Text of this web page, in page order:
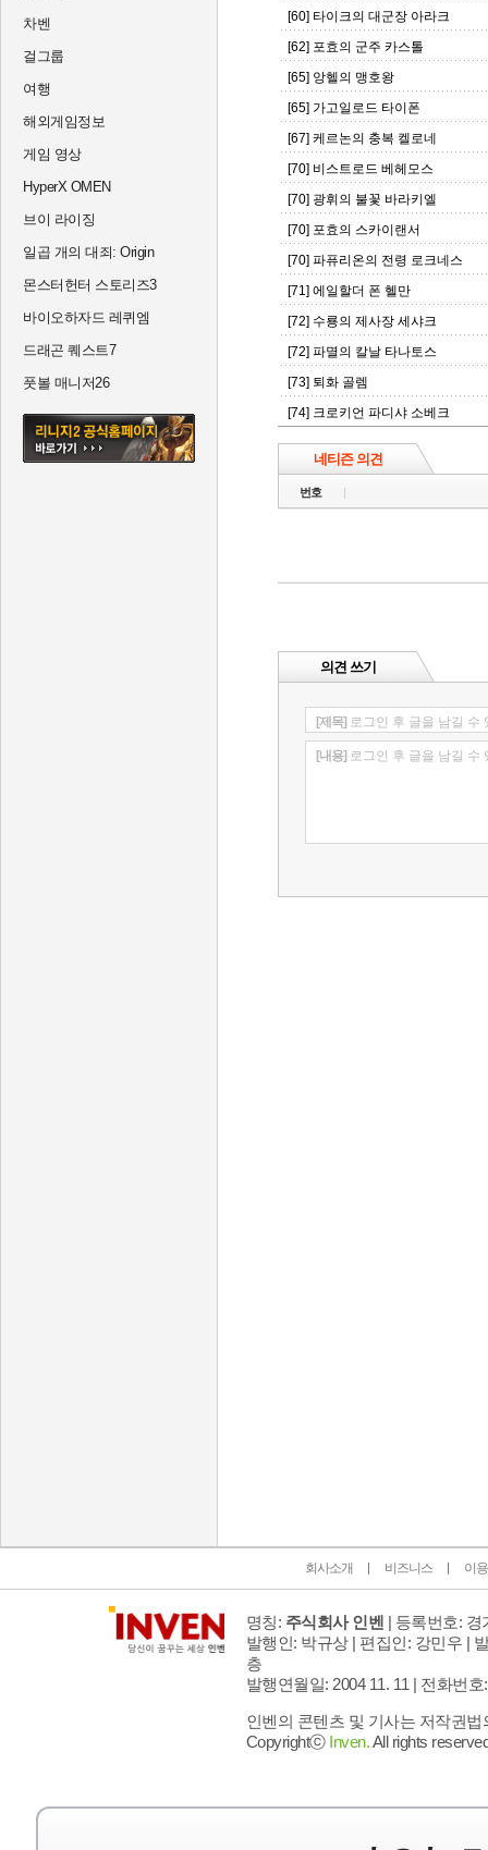
차벤
걸그룹
여행
해외게임정보
게임 영상
HyperX OMEN
브이 라이징
일곱 개의 대죄: Origin
몬스터헌터 스토리즈3
바이오하자드 레퀴엠
드래곤 퀘스트7
풋볼 매니저26
[60] 타이크의 대군장 아라크
[62] 포효의 군주 카스톨
[65] 앙헬의 맹호왕
[65] 가고일로드 타이폰
[67] 케르논의 충복 켈로네
[70] 비스트로드 베헤모스
[70] 광휘의 불꽃 바라키엘
[70] 포효의 스카이랜서
[70] 파퓨리온의 전령 로크네스
[71] 에일할더 폰 헬만
[72] 수룡의 제사장 세샤크
[72] 파멸의 칼날 타나토스
[73] 퇴화 골렘
[74] 크로키언 파디샤 소베크
네티즌 의견
번호
의견 쓰기
[제목] 로그인 후 글을 남길 수
[내용] 로그인 후 글을 남길 수
회사소개 비즈니스 이
명칭: 주식회사 인벤 | 등록번호: 경
발행인: 박규상 | 편집인: 강민우 |
층
발행연월일: 2004 11. 11 | 전화번호
인벤의 콘텐츠 및 기사는 저작권
Copyrightⓒ Inven.All rights